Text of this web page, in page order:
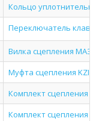
Кольцо
Переключатель
Вилка сцепления МАЗ
Муфта сцепления
Комплект сцепления
Комплект сцепления